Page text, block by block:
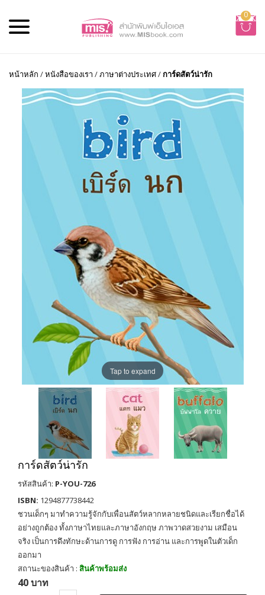
0
หน้าหลัก /หนังสือของเรา /ภาษาต่างประเทศ/การ์ดสัตว์น่ารัก
Tap to expand
การ์ดสัตว์น่ารัก
รหัสสินค้า: P-YOU-726
ISBN: 1294877738442
ชวนเด็กๆ มาทำความรู้จักกับเพื่อนสัตว์หลากหลายชนิดและเรียกชื่อได้
อย่างถูกต้อง ทั้งภาษาไทยและภาษาอังกฤษ ภาพวาดสวยงาม เสมือน
จริง เป็นการดึงทักษะด้านการดู การฟัง การอ่าน และการพูดในตัวเด็ก
ออกมา
สถานะของสินค้า : สินค้าพร้อมส่ง
40 บาท